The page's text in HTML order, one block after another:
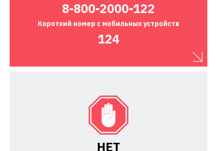
8-800-2000-122
Короткий номер с мобильных устройств
124
НЕТ